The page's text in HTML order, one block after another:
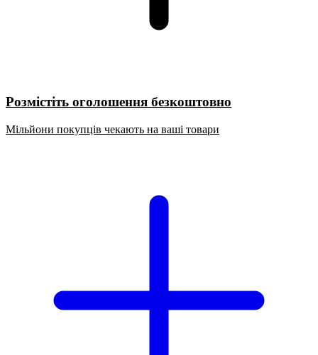
Розмістіть оголошення безкоштовно
Мільйони покупців чекають на ваші товари